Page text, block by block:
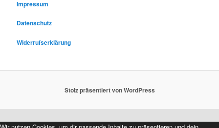
Impressum
Datenschutz
Widerrufserklärung
Stolz präsentiert von WordPress